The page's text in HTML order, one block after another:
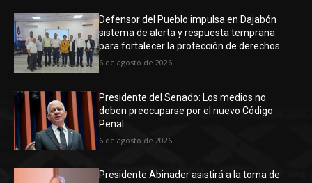
Defensor del Pueblo impulsa en Dajabón
sistema de alerta y respuesta temprana
para fortalecer la protección de derechos
6 de agosto de 2026
Presidente del Senado: Los medios no
deben preocuparse por el nuevo Código
Penal
6 de agosto de 2026
Presidente Abinader asistirá a la toma de